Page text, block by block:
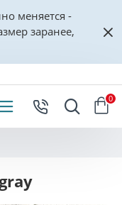
меняется -
заранее,
0